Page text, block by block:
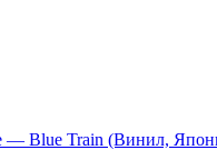
— Blue Train (Винил,